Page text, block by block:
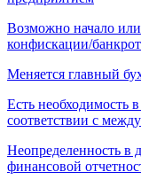
Возможно начало или
конфискации/
Меняется главный
Есть необходимость
соответствии с
Неопределенность в
финансовой